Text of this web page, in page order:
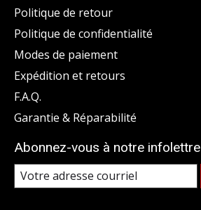
Politique de retour
Politique de confidentialité
Modes de paiement
Expédition et retours
F.A.Q.
Garantie & Réparabilité
Abonnez-vous à notre infolettre